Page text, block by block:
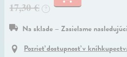
17,30 €
?
Na sklade – Zasielame
Pozrieť dostupnosť v